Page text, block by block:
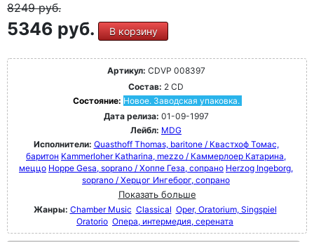
8249руб.
5346 руб. В корзину
Артикул: CDVP 008397
Состав: 2 CD
Состояние: Новое. Заводская упаковка.
Дата релиза: 01-09-1997
Лейбл: MDG
Исполнители: Quasthoff Thomas, baritone / Квастхоф Томас,
баритон Kammerloher Katharina, mezzo / Каммерлоер Катарина,
меццо Hoppe Gesa, soprano / Хоппе Геза, сопрано Herzog Ingeborg,
soprano / Херцог Ингеборг, сопрано
Показать больше
Жанры: Chamber Music Classical Oper, Oratorium, Singspiel
Oratorio Опера, интермедия, серената